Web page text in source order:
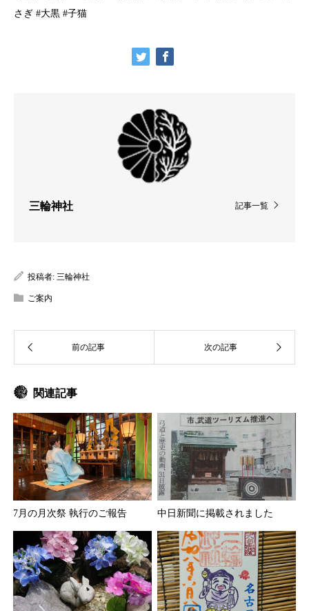
さぎ #大黒 #子猫
記事一覧
三輪神社
投稿者: 三輪神社
ご案内
関連記事
7月の月次祭 執行のご報告 中日新聞に掲載されました